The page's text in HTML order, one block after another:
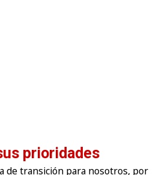
prioridades
de transición para nosotros, por